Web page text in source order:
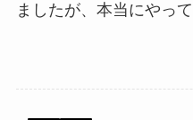
ましたが、本当にやっ